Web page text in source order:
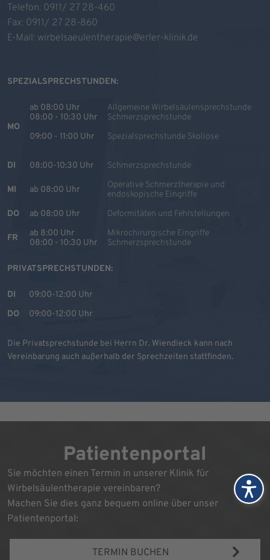
Telefon: 0911/ 27 28-460
Fax: 0911/ 27 28-860
E-Mail: wirbelsaeulentherapie@erler-klinik.de
SPEZIALSPRECHSTUNDEN:
MO
ab 08:00 Uhr
08:00 - 10:30 Uhr
09:00 - 11:00 Uhr
Allgemeine Wirbelsäulensprechstunde
Schmerzsprechstunde
Spezialsprechstunde Skoliose
DI 08:00-10:30 Uhr Schmerzsprechstunde
MI ab 08:00 Uhr
Operative Schmerztherapie und
endoskopische Eingriffe
DO
ab 08:00 Uhr Deformitäten und Fehlstellungen
FR
ab 8:00 Uhr
08:00 - 10:30 Uhr
Mikrochirurgische Eingriffe
Schmerzsprechstunde
PRIVATSPRECHSTUNDEN:
DI
09:00-12:00 Uhr
DO
09:00-12:00 Uhr
Die Privatsprechstunde bei Herrn Dr. Wiendieck kann nach
Vereinbarung auch außerhalb der Sprechzeiten stattfinden.
Patientenportal
Sie möchten einen Termin in unserer Klinik für
Wirbelsäulentherapie vereinbaren?
Machen Sie dies ganz bequem online über unser
Patientenportal:
TERMIN BUCHEN